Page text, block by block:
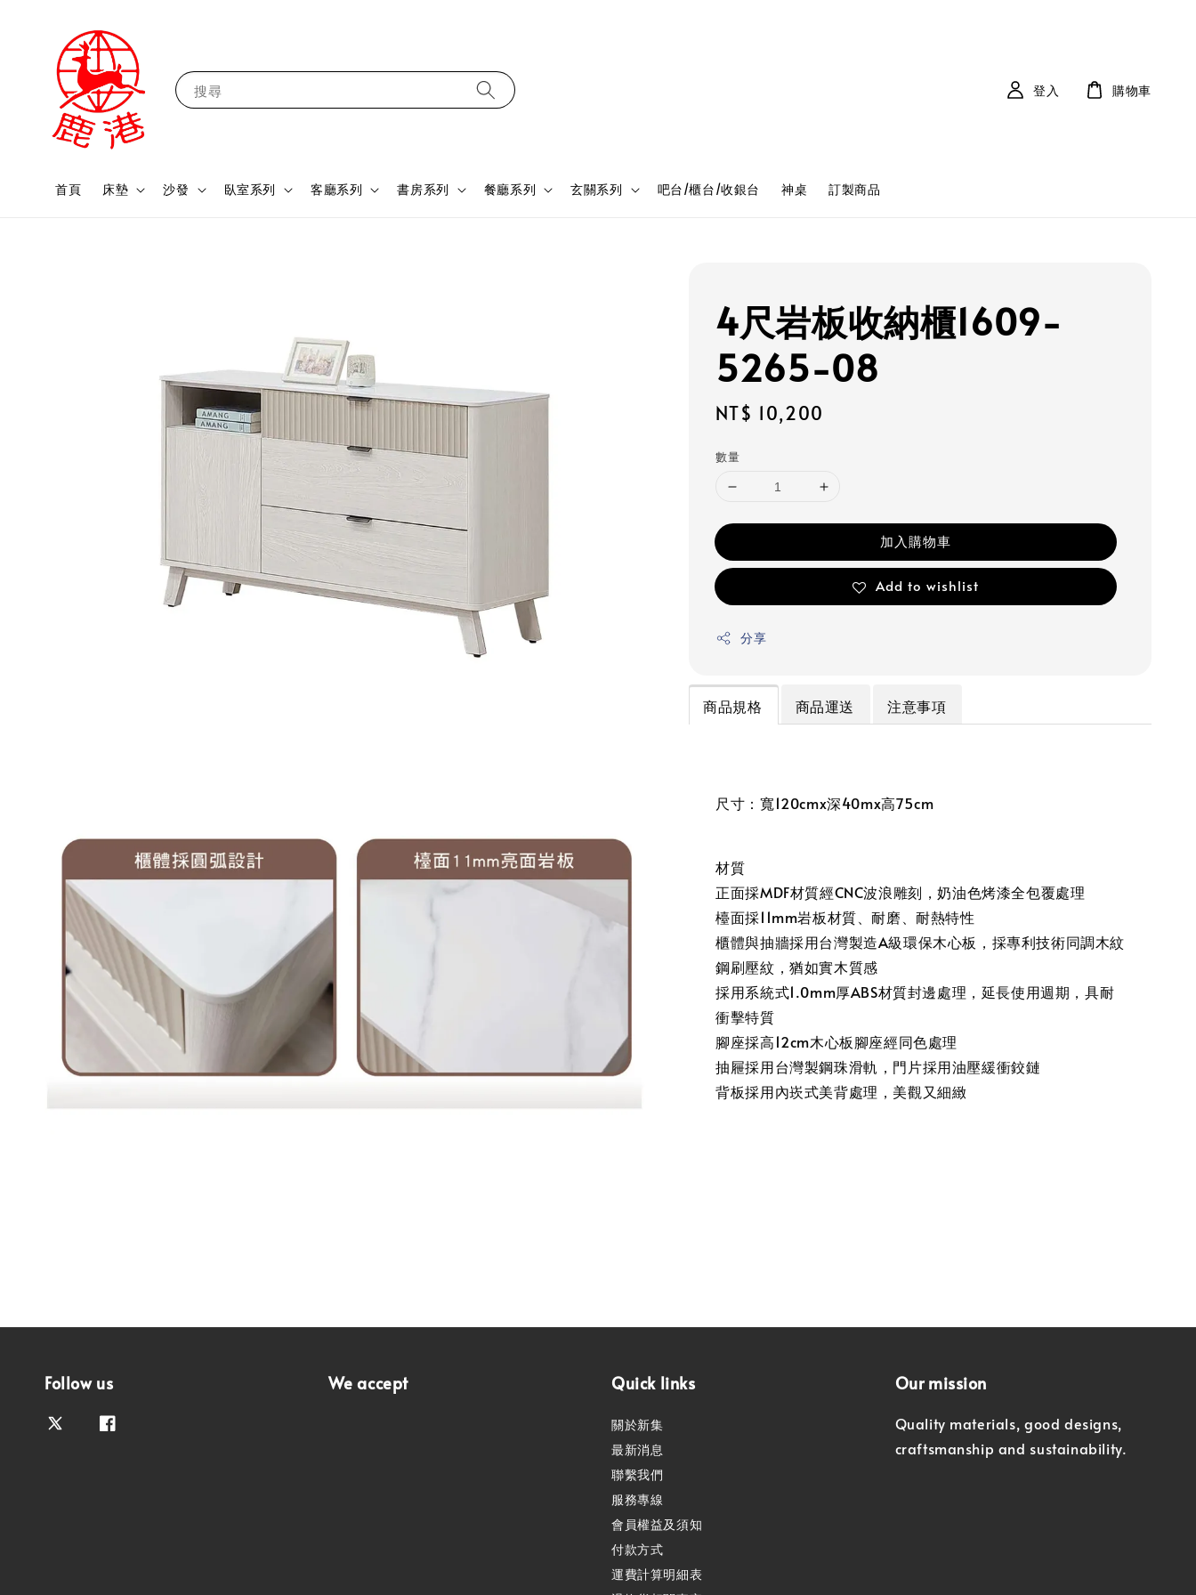
搜尋
首頁 床墊 沙發 臥室系列 客廳系列 書房系列 餐廳系列 玄關系列 吧台/櫃台/收銀台 神桌 訂製商品
登入 購物車
4尺岩板收納櫃1609-
5265-08
Regular
NT$ 10,200
數量
加入購物車
Add to wishlist
分享
商品規格 商品運送 注意事項
尺寸：寬120cmx深40mx高75cm
材質
正面採MDF材質經CNC波浪雕刻，奶油色烤漆全包覆處理
檯面採11mm岩板材質、耐磨、耐熱特性
櫃體與抽牆採用台灣製造A級環保木心板，採專利技術同調木紋
鋼刷壓紋，猶如實木質感
採用系統式1.0mm厚ABS材質封邊處理，延長使用週期，具耐
衝擊特質
腳座採高12cm木心板腳座經同色處理
抽屜採用台灣製鋼珠滑軌，門片採用油壓緩衝鉸鏈
背板採用內崁式美背處理，美觀又細緻
Follow us We accept Quick links
關於新集
最新消息
聯繫我們
服務專線
會員權益及須知
付款方式
運費計算明細表
Our mission
Quality materials, good designs,
craftsmanship and sustainability.